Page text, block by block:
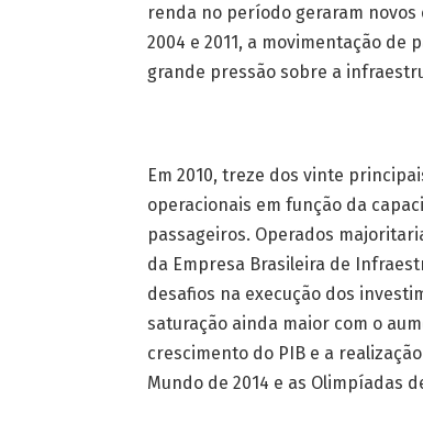
renda no período geraram
2004 e 2011, a movimentação de
grande pressão sobre a
Em 2010, treze dos vinte
operacionais em função da
passageiros. Operados
da Empresa Brasileira de
desafios na execução dos
saturação ainda maior com o
crescimento do PIB e a
Mundo de 2014 e as Olimpíadas